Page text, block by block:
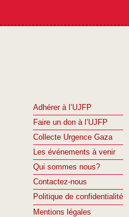
Adhérer à l’UJFP
Faire un don à l’UJFP
Collecte Urgence Gaza
Les événements à venir
Qui sommes nous?
Contactez-nous
Politique de confidentialité
Mentions légales